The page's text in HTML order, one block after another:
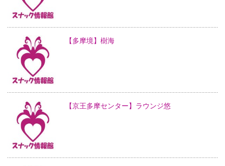
【多摩境】樹海
【京王多摩センター】ラウンジ悠